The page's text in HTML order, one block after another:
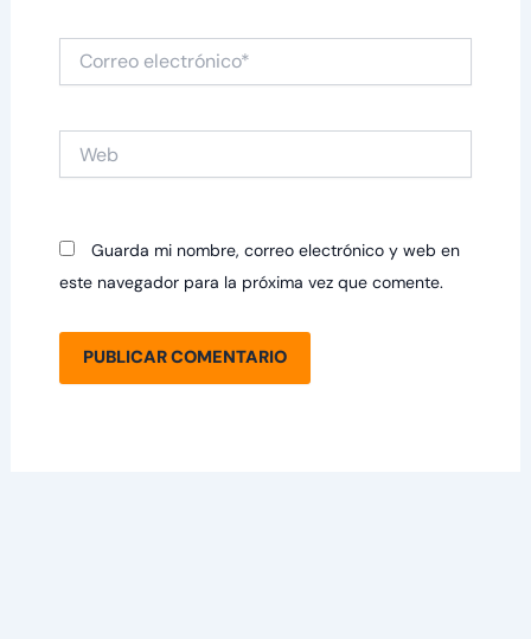
Correo
electrónico*
Guarda mi nombre, correo electrónico y web en
este navegador para la próxima vez que comente.